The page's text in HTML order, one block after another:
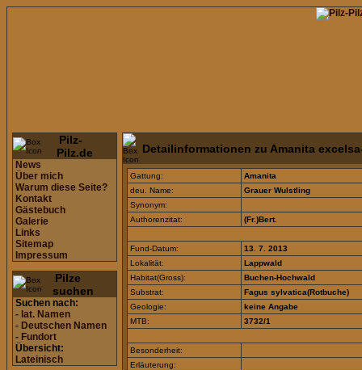
Pilz-
Pilz.de
News
Über mich
Warum diese Seite?
Kontakt
Gästebuch
Galerie
Links
Sitemap
Impressum
Pilze
suchen
Suchen nach:
- lat. Namen
- Deutschen Namen
- Fundort
Übersicht:
Lateinisch
Detailinformationen zu Amanita
Gattung:
Amanita
deu. Name:
Grauer Wulstling
Synonym:
Authorenzitat:
(Fr.)Bert.
Fund-Datum:
13. 7. 2013
Lokalität:
Lappwald
Habitat(Gross):
Buchen-Hochwald
Substrat:
Fagus sylvatica(Rotbuche)
Geologie:
keine Angabe
MTB:
3732/1
Besonderheit:
Erläuterung: